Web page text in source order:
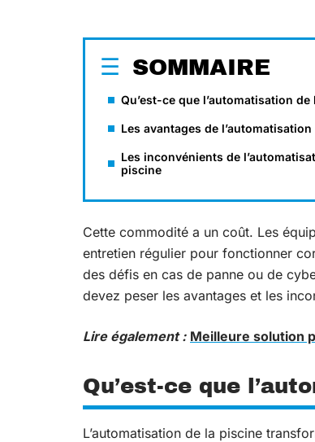
SOMMAIRE
Qu’est-ce que l’automatisation de
Les avantages de
Les inconvénients de
piscine
Cette commodité a un coût. Les
entretien régulier pour fonctionner
des défis en cas de panne ou de
devez peser les avantages et les
Lire également : Meilleure solution
Qu’est-ce que
L’automatisation de la piscine